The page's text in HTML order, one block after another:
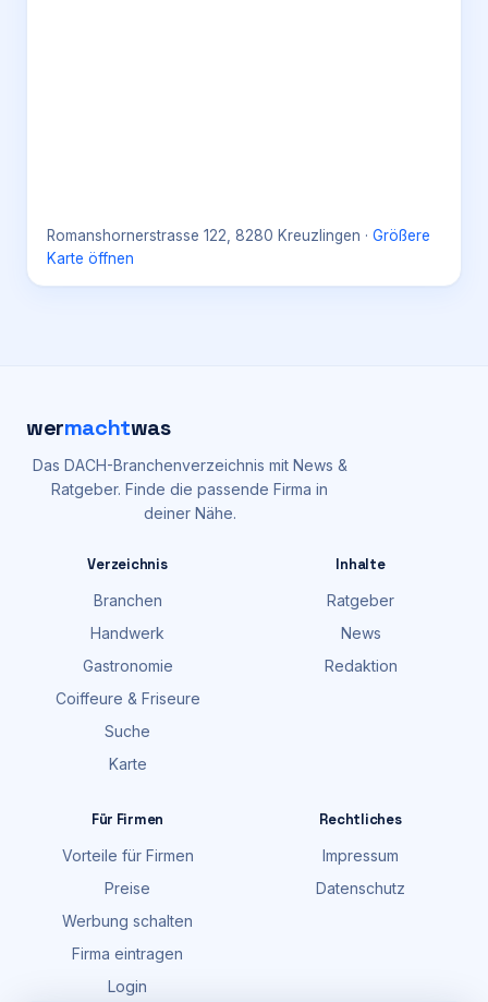
Romanshornerstrasse 122, 8280 Kreuzlingen · Größere
Karte öffnen
wermachtwas
Das DACH-Branchenverzeichnis mit News &
Ratgeber. Finde die passende Firma in
deiner Nähe.
Verzeichnis
Branchen
Handwerk
Gastronomie
Coiffeure & Friseure
Suche
Karte
Inhalte
Ratgeber
News
Redaktion
Für Firmen
Vorteile für Firmen
Preise
Werbung schalten
Firma eintragen
Login
Rechtliches
Impressum
Datenschutz